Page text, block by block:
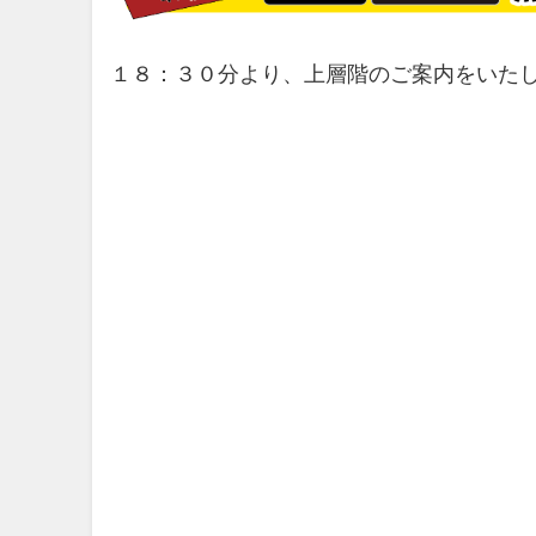
１８：３０分より、上層階のご案内をいた